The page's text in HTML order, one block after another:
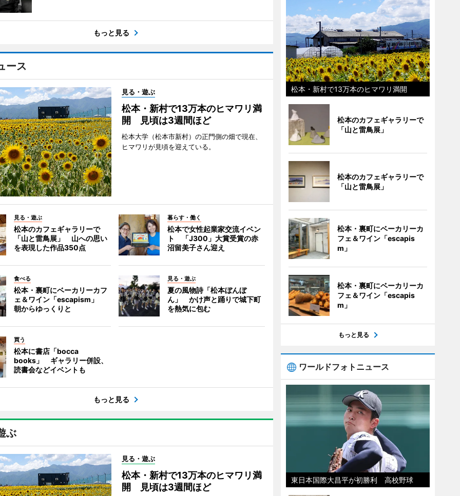
もっと見る
ース
見る・遊ぶ
松本・新村で13万本のヒマワリ満
開 見頃は3週間ほど
松本大学（松本市新村）の正門側の畑で現在、
ヒマワリが見頃を迎えている。
見る・遊ぶ
松本のカフェギャラリーで
「山と雷鳥展」 山への思い
を表現した作品350点
暮らす・働く
松本で女性起業家交流イベン
ト 「J300」大賞受賞の赤
沼留美子さん迎え
食べる
松本・裏町にベーカリーカフ
ェ＆ワイン「escapism」
朝からゆっくりと
見る・遊ぶ
夏の風物詩「松本ぼんぼ
ん」 かけ声と踊りで城下町
を熱気に包む
買う
松本に書店「bocca
books」 ギャラリー併設、
読書会などイベントも
もっと見る
ぶ
見る・遊ぶ
松本・新村で13万本のヒマワリ満
開 見頃は3週間ほど
松本・新村で13万本のヒマワリ満開
松本のカフェギャラリーで
「山と雷鳥展」
松本のカフェギャラリーで
「山と雷鳥展」
松本・裏町にベーカリーカ
フェ＆ワイン「escapis
m」
松本・裏町にベーカリーカ
フェ＆ワイン「escapis
m」
もっと見る
ワールドフォトニュース
東日本国際大昌平が初勝利 高校野球